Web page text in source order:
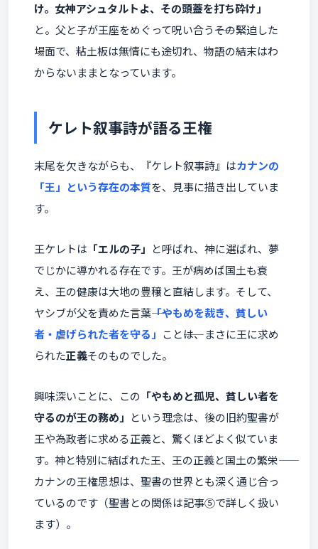
け。女神アシュタルトよ、その頭蓋を打ち砕け」
と。父と子が王座をめぐって呪い合う――その緊迫した
場面で、粘土板は無情にも途切れ、物語の結末はわ
からないままとなっています。
ケレト叙事詩が語る王権
末尾を欠きながらも、『ケレト叙事詩』はカナンの
「王」という存在の本質を、見事に描き出していま
す。
王ケレトは 「エルの子」 と呼ばれ、神に選ばれ、夢
でじかに導かれる存在です。王が病めば国土も衰
え、王の健康は大地の豊穣と直結します。そして、
ヤシブが父を責めた言葉――「やもめを裁き、貧しい
者・虐げられた者を守る」 こと――は、まさに王に求め
られた正義そのものでした。
興味深いことに、この 「やもめと孤児、貧しい者を
守るのが王の務め」 という理念は、後の旧約聖書が
王や為政者に求める正義と、驚くほどよく似ていま
す。神と特別に結ばれた王、王の正義と国土の繁栄――
カナンの王権思想は、聖書の世界とも深く通じ合っ
ているのです（聖書との関係は記事⑤で詳しく扱い
ます）。